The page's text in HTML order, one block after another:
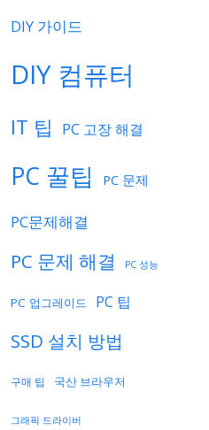
DIY 가이드
DIY 컴퓨터
IT 팁 PC 고장 해결
PC 꿀팁 PC 문제
PC문제해결
PC 문제 해결 PC 성능
PC 업그레이드 PC 팁
SSD 설치 방법
구매 팁 국산 브라우저
그래픽 드라이버